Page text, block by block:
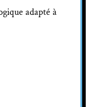
adapté à